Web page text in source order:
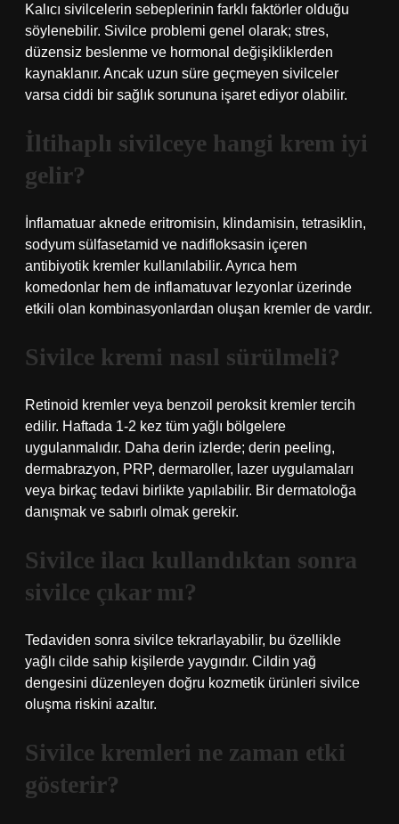
Kalıcı sivilcelerin sebeplerinin farklı faktörler olduğu
söylenebilir. Sivilce problemi genel olarak; stres,
düzensiz beslenme ve hormonal değişikliklerden
kaynaklanır. Ancak uzun süre geçmeyen sivilceler
varsa ciddi bir sağlık sorununa işaret ediyor olabilir.
İltihaplı sivilceye hangi krem iyi
gelir?
İnflamatuar aknede eritromisin, klindamisin, tetrasiklin,
sodyum sülfasetamid ve nadifloksasin içeren
antibiyotik kremler kullanılabilir. Ayrıca hem
komedonlar hem de inflamatuvar lezyonlar üzerinde
etkili olan kombinasyonlardan oluşan kremler de vardır.
Sivilce kremi nasıl sürülmeli?
Retinoid kremler veya benzoil peroksit kremler tercih
edilir. Haftada 1-2 kez tüm yağlı bölgelere
uygulanmalıdır. Daha derin izlerde; derin peeling,
dermabrazyon, PRP, dermaroller, lazer uygulamaları
veya birkaç tedavi birlikte yapılabilir. Bir dermatoloğa
danışmak ve sabırlı olmak gerekir.
Sivilce ilacı kullandıktan sonra
sivilce çıkar mı?
Tedaviden sonra sivilce tekrarlayabilir, bu özellikle
yağlı cilde sahip kişilerde yaygındır. Cildin yağ
dengesini düzenleyen doğru kozmetik ürünleri sivilce
oluşma riskini azaltır.
Sivilce kremleri ne zaman etki
gösterir?